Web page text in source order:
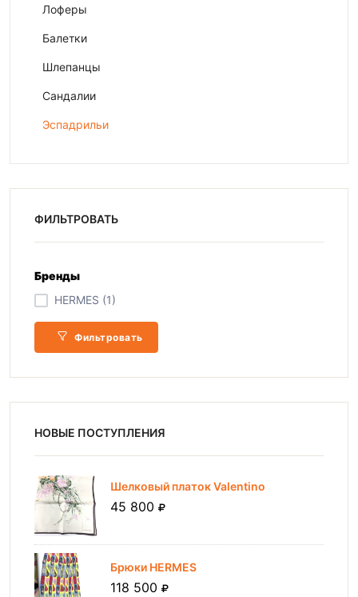
Лоферы
Балетки
Шлепанцы
Сандалии
Эспадрильи
ФИЛЬТРОВАТЬ
Бренды
HERMES (1)
Фильтровать
НОВЫЕ ПОСТУПЛЕНИЯ
Шелковый платок Valentino
45 800
Брюки HERMES
118 500